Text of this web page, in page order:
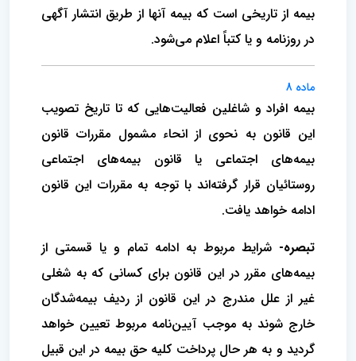
بیمه از تاریخی است که بیمه آنها از طریق انتشار آگهی
‌در روزنامه و یا کتباً اعلام می‌شود.
ماده 8
بیمه افراد و شاغلین فعالیت‌هایی که تا تاریخ تصویب
این قانون به نحوی از انحاء مشمول مقررات قانون
بیمه‌های اجتماعی یا قانون بیمه‌های‌ اجتماعی
روستائیان قرار گرفته‌اند با توجه به مقررات این قانون
ادامه خواهد یافت.
تبصره- شرایط مربوط به ادامه تمام و یا قسمتی از
بیمه‌های مقرر در این قانون برای کسانی که به شغلی
غیر از علل مندرج در این قانون از ردیف‌ بیمه‌شدگان
خارج شوند به موجب آیین‌نامه مربوط تعیین خواهد
گردید و به هر حال پرداخت کلیه حق بیمه در این قبیل